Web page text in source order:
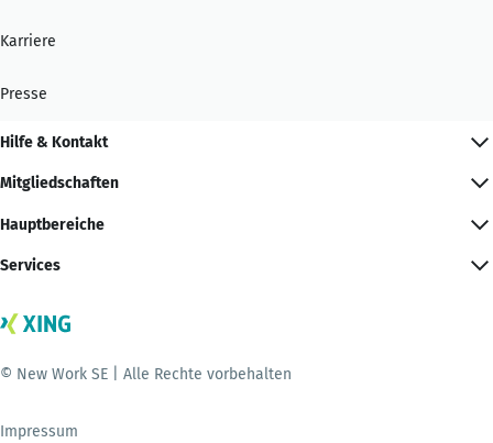
Karriere
Presse
Hilfe & Kontakt
Mitgliedschaften
Hauptbereiche
Services
© New Work SE | Alle Rechte vorbehalten
Impressum